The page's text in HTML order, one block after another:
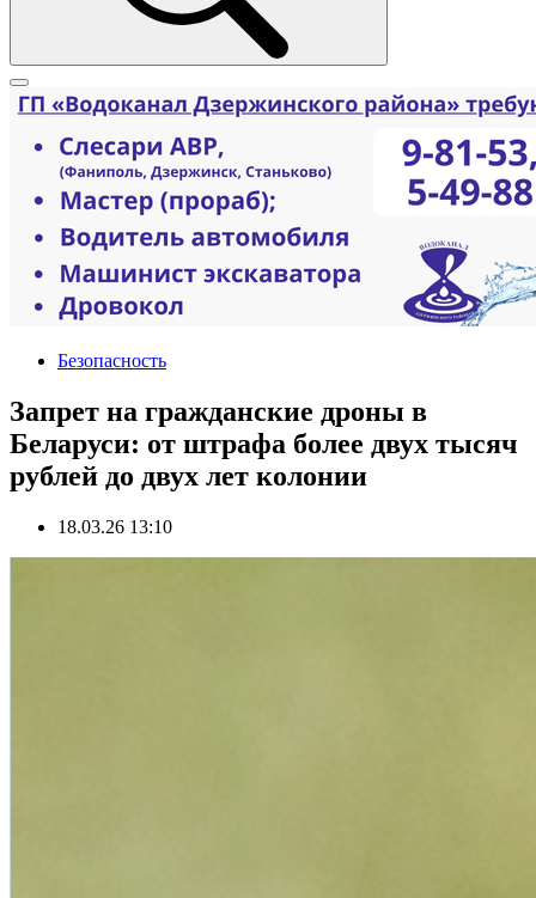
Безопасность
Запрет на гражданские дроны в
Беларуси: от штрафа более двух тысяч
рублей до двух лет колонии
18.03.26 13:10